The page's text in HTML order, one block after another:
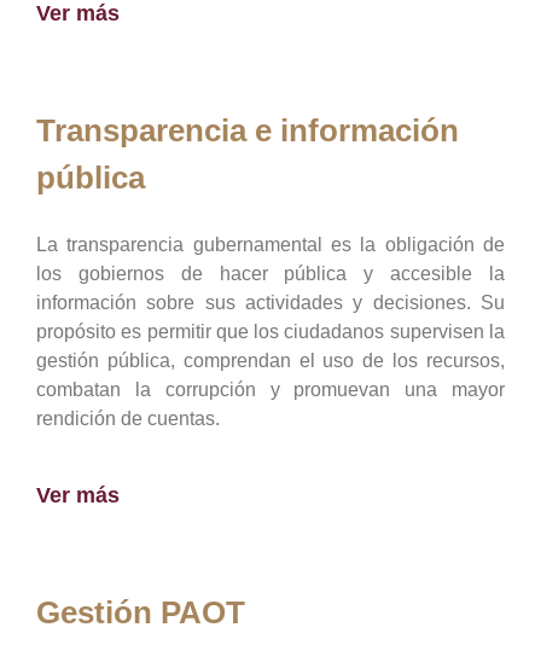
Ver más
Transparencia e información
pública
La transparencia gubernamental es la obligación de
los gobiernos de hacer pública y accesible la
información sobre sus actividades y decisiones. Su
propósito es permitir que los ciudadanos supervisen la
gestión pública, comprendan el uso de los recursos,
combatan la corrupción y promuevan una mayor
rendición de cuentas.
Ver más
Gestión PAOT